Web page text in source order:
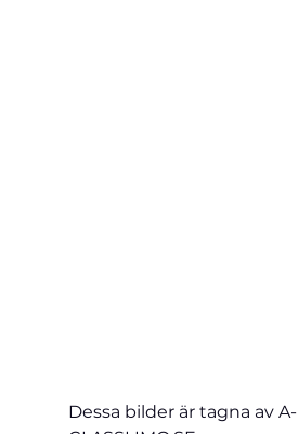
Dessa bilder är tagna av A-